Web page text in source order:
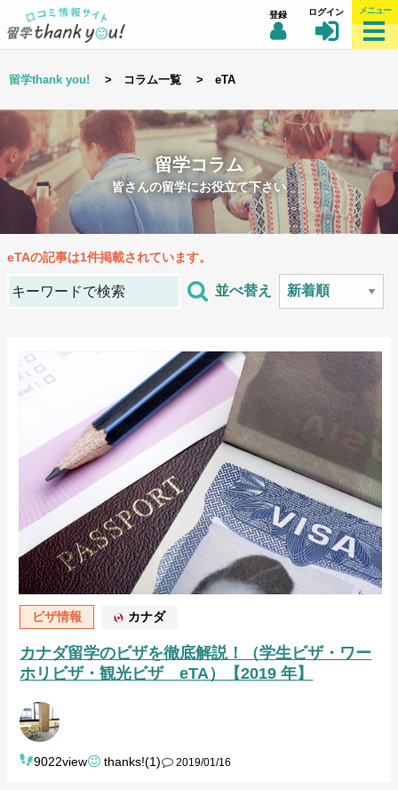
登録 ログイン メニュー
留学thank you! > コラム一覧 > eTA
留学コラム
皆さんの留学にお役立て下さい
eTAの記事は1件掲載されています。
並べ替え
ビザ情報 カナダ
カナダ留学のビザを徹底解説！（学生ビザ・ワー
ホリビザ・観光ビザ eTA）【2019 年】
9022view thanks!(1) 2019/01/16